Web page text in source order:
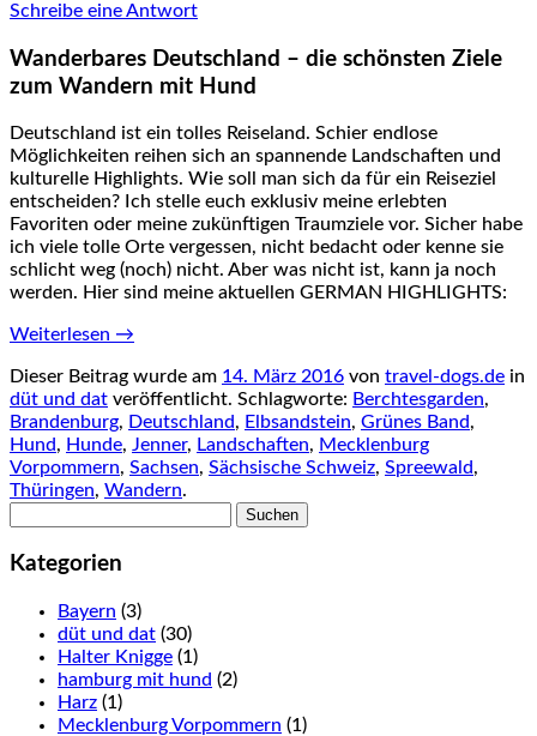
Schreibe eine Antwort
Wanderbares Deutschland – die schönsten Ziele
zum Wandern mit Hund
Deutschland ist ein tolles Reiseland. Schier endlose
Möglichkeiten reihen sich an spannende Landschaften und
kulturelle Highlights. Wie soll man sich da für ein Reiseziel
entscheiden? Ich stelle euch exklusiv meine erlebten
Favoriten oder meine zukünftigen Traumziele vor. Sicher habe
ich viele tolle Orte vergessen, nicht bedacht oder kenne sie
schlicht weg (noch) nicht. Aber was nicht ist, kann ja noch
werden. Hier sind meine aktuellen GERMAN HIGHLIGHTS:
Weiterlesen →
Dieser Beitrag wurde am 14. März 2016 von travel-dogs.de in
düt und dat veröffentlicht. Schlagworte: Berchtesgarden,
Brandenburg, Deutschland, Elbsandstein, Grünes Band,
Hund, Hunde, Jenner, Landschaften, Mecklenburg
Vorpommern, Sachsen, Sächsische Schweiz, Spreewald,
Thüringen, Wandern.
Kategorien
Bayern (3)
düt und dat (30)
Halter Knigge (1)
hamburg mit hund (2)
Harz (1)
Mecklenburg Vorpommern (1)